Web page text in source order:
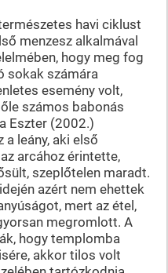
havi ciklust
menzesz alkalmával
hogy meg fog
sokak számára
esemény volt,
számos babonás
Eszter (2002.)
leány, aki első
arcához érintette,
szeplőtelen maradt.
azért nem ehettek
mert az étel,
megromlott. A
hogy templomba
akkor tilos volt